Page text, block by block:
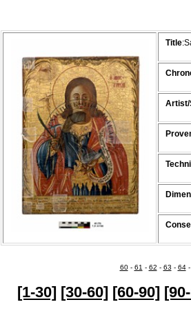
Title
Artist/
60- 61 - 62 - 63 - 64-
[1-30] [30-60] [60-90]